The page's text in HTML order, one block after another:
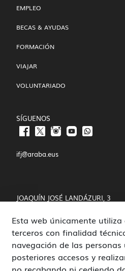
EMPLEO
BECAS & AYUDAS
FORMACIÓN
VIAJAR
VOLUNTARIADO
SÍGUENOS
ifj@araba.eus
JOAQUÍN JOSÉ LANDÁZURI, 3
01008 VITORIA-GASTEIZ
POLÍTICA DE COOKIES Y
CANAL DE DENUNCIAS
Esta web únicamente
terceros con finalidad
navegación de las
posteriores accesos y